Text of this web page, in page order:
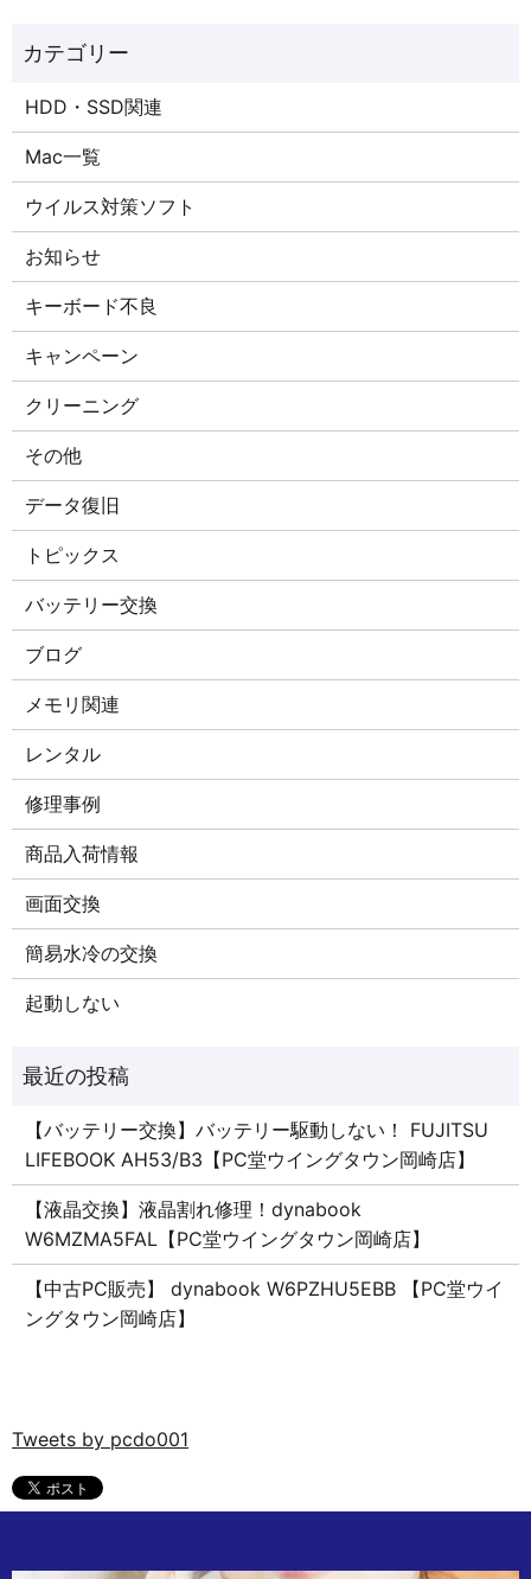
HDD・SSD関連
Mac一覧
ウイルス対策ソフト
お知らせ
キーボード不良
キャンペーン
クリーニング
その他
データ復旧
トピックス
バッテリー交換
ブログ
メモリ関連
レンタル
修理事例
商品入荷情報
画面交換
簡易水冷の交換
起動しない
【バッテリー交換】バッテリー駆動しない！ FUJITSU
LIFEBOOK AH53/B3【PC堂ウイングタウン岡崎店】
【液晶交換】液晶割れ修理！dynabook
W6MZMA5FAL【PC堂ウイングタウン岡崎店】
【中古PC販売】 dynabook W6PZHU5EBB 【PC堂ウイ
ングタウン岡崎店】
Tweets by pcdo001